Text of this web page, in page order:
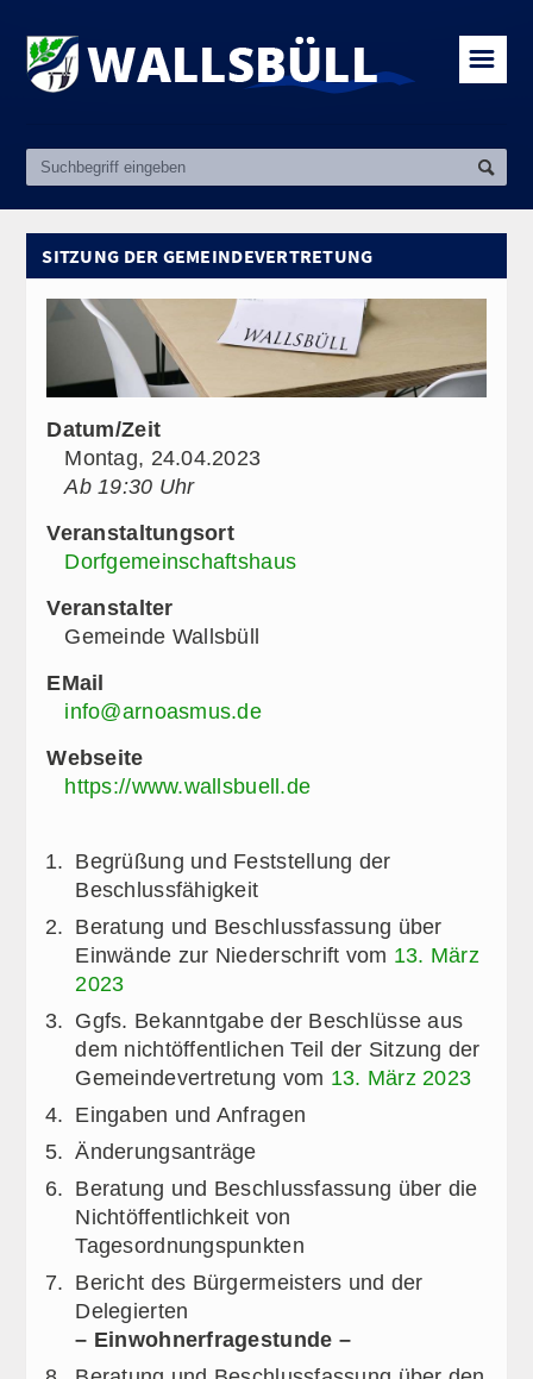
☰
SITZUNG DER GEMEINDEVERTRETUNG
Datum/Zeit
Montag, 24.04.2023
Ab 19:30 Uhr
Veranstaltungsort
Dorfgemeinschaftshaus
Veranstalter
Gemeinde Wallsbüll
EMail
info@arnoasmus.de
Webseite
https://www.wallsbuell.de
Begrüßung und Feststellung der
Beschlussfähigkeit
Beratung und Beschlussfassung über
Einwände zur Niederschrift vom 13. März
2023
Ggfs. Bekanntgabe der Beschlüsse aus
dem nichtöffentlichen Teil der Sitzung der
Gemeindevertretung vom 13. März 2023
Eingaben und Anfragen
Änderungsanträge
Beratung und Beschlussfassung über die
Nichtöffentlichkeit von
Tagesordnungspunkten
Bericht des Bürgermeisters und der
Delegierten
– Einwohnerfragestunde –